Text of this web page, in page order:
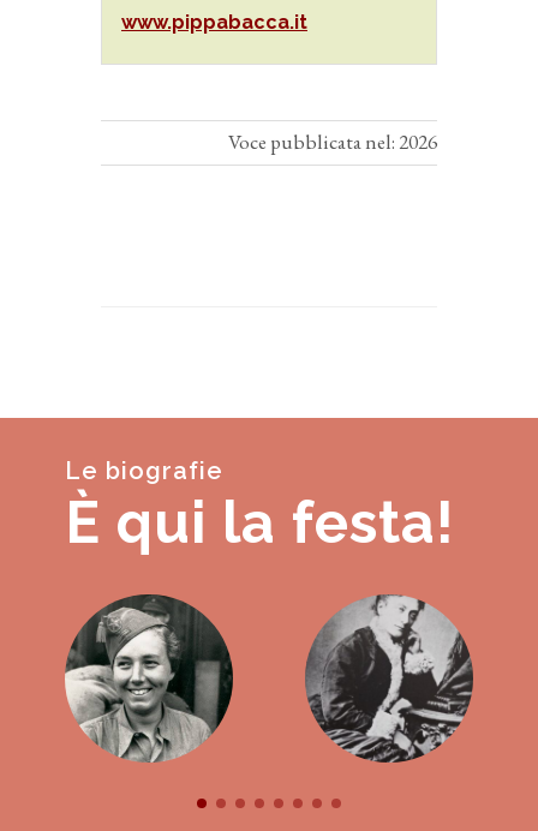
www.pippabacca.it
Voce pubblicata nel: 2026
Le biografie
È qui la festa!